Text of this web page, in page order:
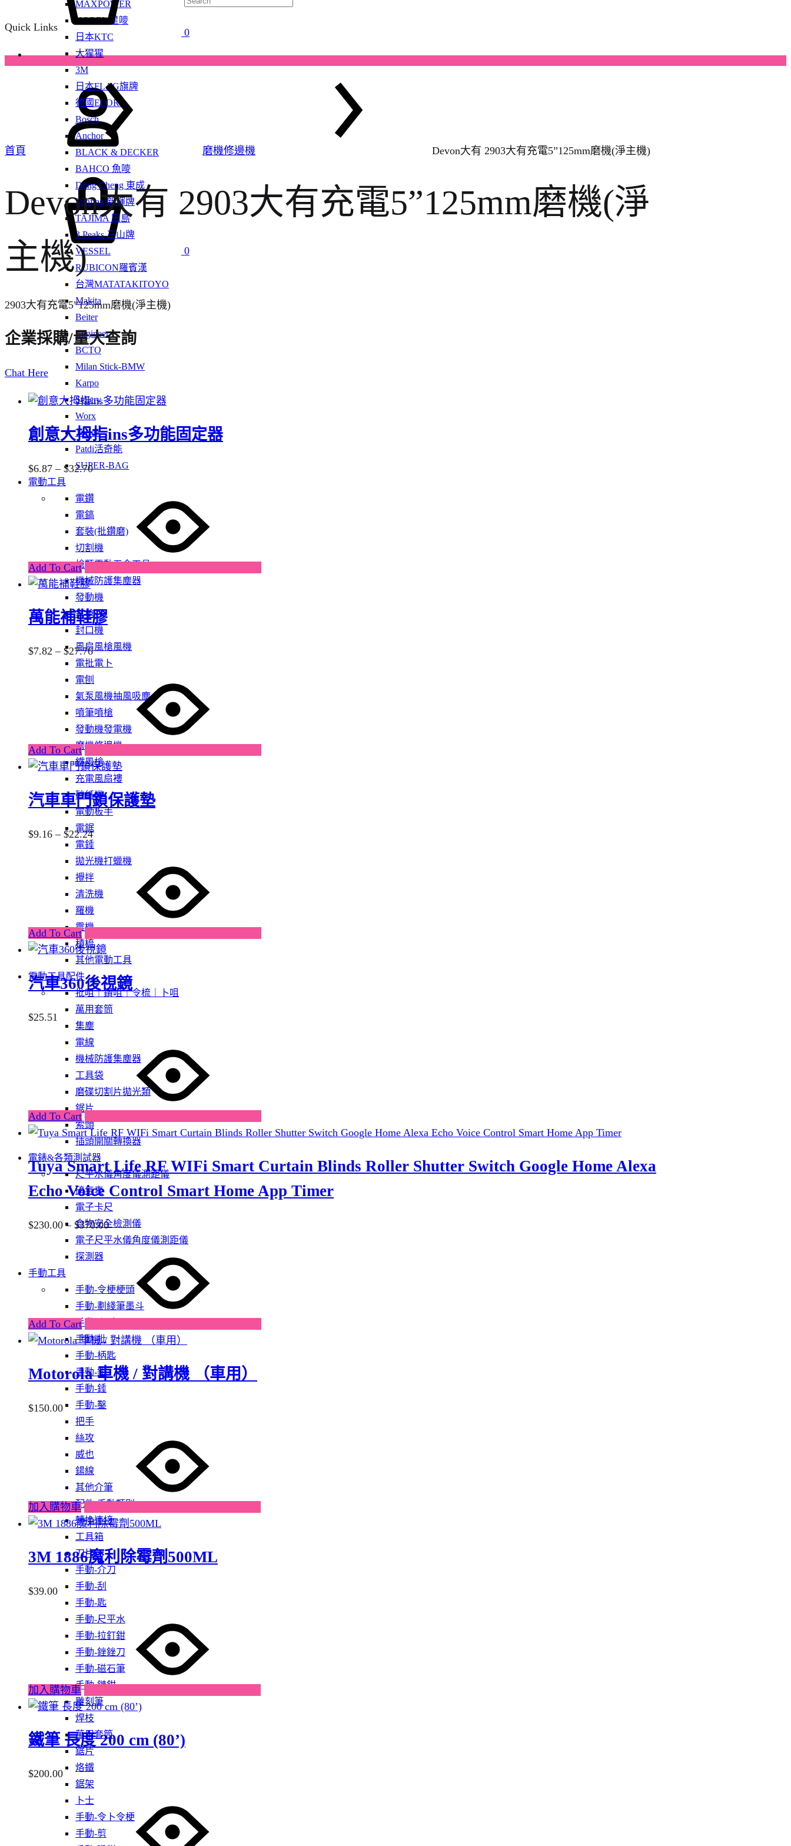
Quick Links
0
MAXPOWER
KOREL 星嘜
日本KTC
大猩猩
3M
日本FLAG旗牌
德國ELORA
Bosch
Anchor
BLACK & DECKER
BAHCO 魚嘜
Dong Cheng 東成
Sunflag 新輝牌
TAJIMA 田島
3 Peaks 三山牌
VESSEL
RUBICON羅賓漢
台灣MATATAKITOYO
Makita
Beiter
Engineer
BCTO
Milan Stick-BMW
Karpo
Sellery
Worx
Tolsen
Patdi活奇能
SUPER-BAG
電動工具
電鑽
電鎬
套裝(批鑽磨)
切割機
槍類電動五金工具
機械防護集塵器
發動機
釘槍
封口機
風扇風槍風機
電批電卜
電刨
氣泵風機抽風吸塵
噴筆噴槍
發動機發電機
磨機修邊機
鐵風槍
充電風扇褸
砂紙機
電動板手
電鋸
電錘
拋光機打蠟機
攪拌
清洗機
羅機
震機
積梳
其他電動工具
電動工具配件
批咀｜鑽咀｜令梳｜卜咀
萬用套筒
集塵
電線
機械防護集塵器
工具袋
磨碟切割片拋光類
鋸片
索頭
插頭開關轉換器
電錶&各類測試器
尺平水儀角度儀測距儀
磅氣表
電子卡尺
食物安全檢測儀
電子尺平水儀角度儀測距儀
探測器
手動工具
手動-令梗梗頭
手動-劃綫筆墨斗
手動-夾手
手動-批
手動-柄匙
手動-鉗
手動-錘
手動-鑿
把手
絲攻
威也
鍚線
其他介筆
配件-手動類別
轉換連接
工具箱
刀片
手動-介刀
手動-刮
手動-匙
手動-尺平水
手動-拉釘鉗
手動-銼銼刀
手動-磁石筆
手動-鏈鉗
雕刻筆
焊枝
萬用套筒
鋸片
烙鐵
鋸架
卜士
手動-令卜令梗
手動-剪
0
首頁 磨機修邊機 Devon大有 2903大有充電5”125mm磨機(淨主機)
Devon大有 2903大有充電5”125mm磨機(淨
主機)
2903大有充電5”125mm磨機(淨主機)
企業採購/量大查詢
Chat Here
創意大拇指ins多功能固定器
$6.87 – $32.70Price
$6.87
through
$32.70
Add To Cart
product
has
multiple
variants.
The
options
may
be
chosen
on
the
product
page
萬能補鞋膠
$7.82 – $27.76Price
range:
$7.82
through
$27.76
Add To Cart
This
product
has
multiple
variants.
The
options
may
be
chosen
on
the
product
page
汽車車門鎖保護墊
$9.16 – $22.24Price
range:
$9.16
through
$22.24
Add To Cart
This
product
has
multiple
variants.
The
options
may
be
chosen
on
the
product
page
汽車360後視鏡
$25.51
Add To Cart
This
product
has
multiple
variants.
The
options
may
be
chosen
on
the
product
page
Tuya Smart Life RF WIFi Smart Curtain Blinds Roller Shutter Switch Google Home Alexa
Echo Voice Control Smart Home App Timer
$230.00 – $370.00Price
range:
$370.00
Add To Cart
This
product
multiple
variants.
The
options
may
be
chosen
on
the
product
page
Motorola 車機 / 對講機 （車用）
$150.00
加入購物車
3M 1886魔利除霉劑500ML
$39.00
加入購物車
鐵筆 長度 200 cm (80’)
$200.00